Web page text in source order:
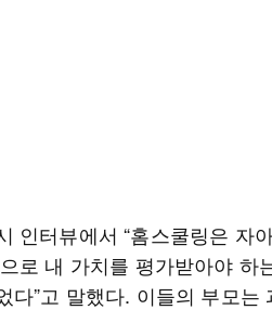
인터뷰에서 “홈스쿨링은 자
로 내 가치를 평가받아야 하
”고 말했다. 이들의 부모는